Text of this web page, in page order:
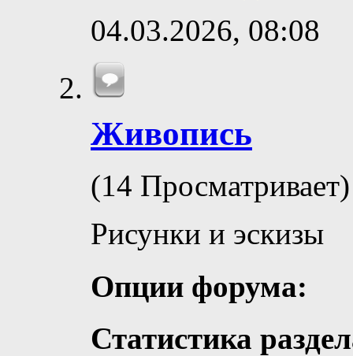
04.03.2026, 08:08
Живопись
(14 Просматривает)
Рисунки и эскизы
Опции форума:
Статистика